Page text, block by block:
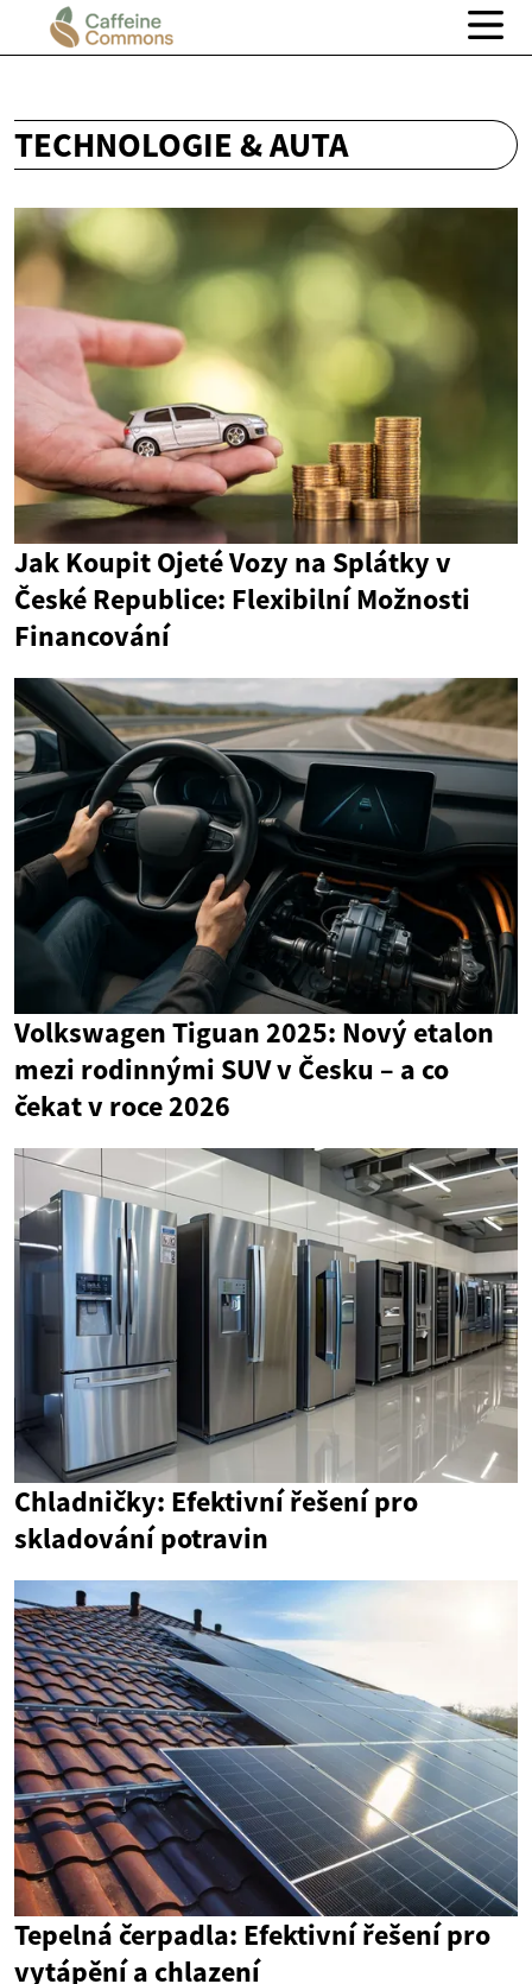
TECHNOLOGIE & AUTA
Jak Koupit Ojeté Vozy na Splátky v
České Republice: Flexibilní Možnosti
Financování
Volkswagen Tiguan 2025: Nový etalon
mezi rodinnými SUV v Česku – a co
čekat v roce 2026
Chladničky: Efektivní řešení pro
skladování potravin
Tepelná čerpadla: Efektivní řešení pro
vytápění a chlazení